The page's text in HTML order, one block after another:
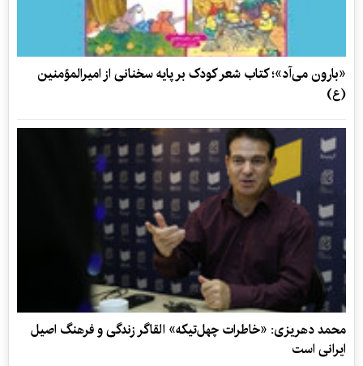
«بارون می‌آد»؛ کتاب شعر کودک بر پایه سخنانی از امیرالمؤمنین
(ع)
محمد دهریزی: «خاطرات چهل‌تیکه» القاگر زندگی و فرهنگ اصیل
ایرانی است